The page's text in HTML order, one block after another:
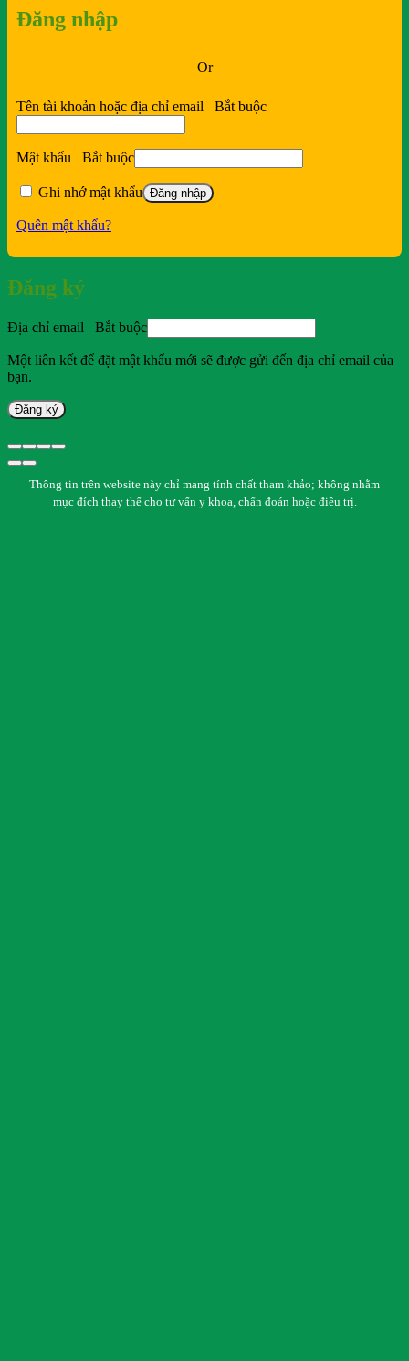
Đăng nhập
Or
Tên tài khoản hoặc địa chỉ email Bắt buộc
Mật khẩu Bắt buộc
Ghi nhớ mật khẩu Đăng nhập
Quên mật khẩu?
Đăng ký
Địa chỉ email Bắt buộc
Một liên kết để đặt mật khẩu mới sẽ được gửi đến địa chỉ email của
bạn.
Đăng ký
Thông tin trên website này chỉ mang tính chất tham khảo; không nhằm
mục đích thay thế cho tư vấn y khoa, chẩn đoán hoặc điều trị.